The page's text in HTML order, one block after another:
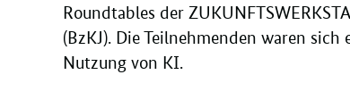
Roundtables der
(BzKJ). Die Teilnehmenden waren
Nutzung von KI.